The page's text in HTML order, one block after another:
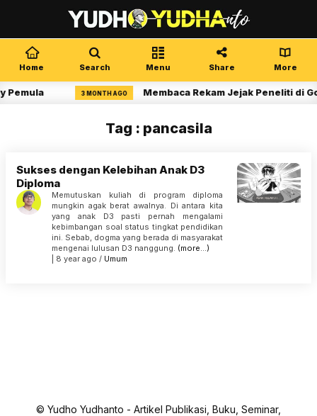
Home Search Menu Share More
Pemula 3 MONTH AGO Membaca Rekam Jejak Peneliti di
Tag : pancasila
Sukses dengan Kelebihan Anak D3
Diploma
Memutuskan kuliah di program diploma
mungkin agak berat awalnya. Di antara kita
yang anak D3 pasti pernah mengalami
kebimbangan soal status tingkat pendidikan
ini. Sebab, dogma yang berada di masyarakat
mengenai lulusan D3 nanggung. (more…)
| 8 year ago / Umum
© Yudho Yudhanto - Artikel Publikasi, Buku, Seminar,